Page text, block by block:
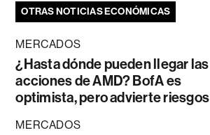
OTRAS NOTICIAS ECONÓMICAS
MERCADOS
¿Hasta dónde pueden llegar las
acciones de AMD? BofA es
optimista, pero advierte riesgos
MERCADOS